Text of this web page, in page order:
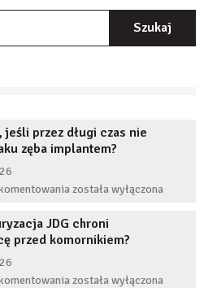
jeśli przez długi czas nie
zęba implantem?
Co
stanie,
jeśli
długi
została wyłączona
JDG chroni
przed komornikiem?
Czy
została wyłączona